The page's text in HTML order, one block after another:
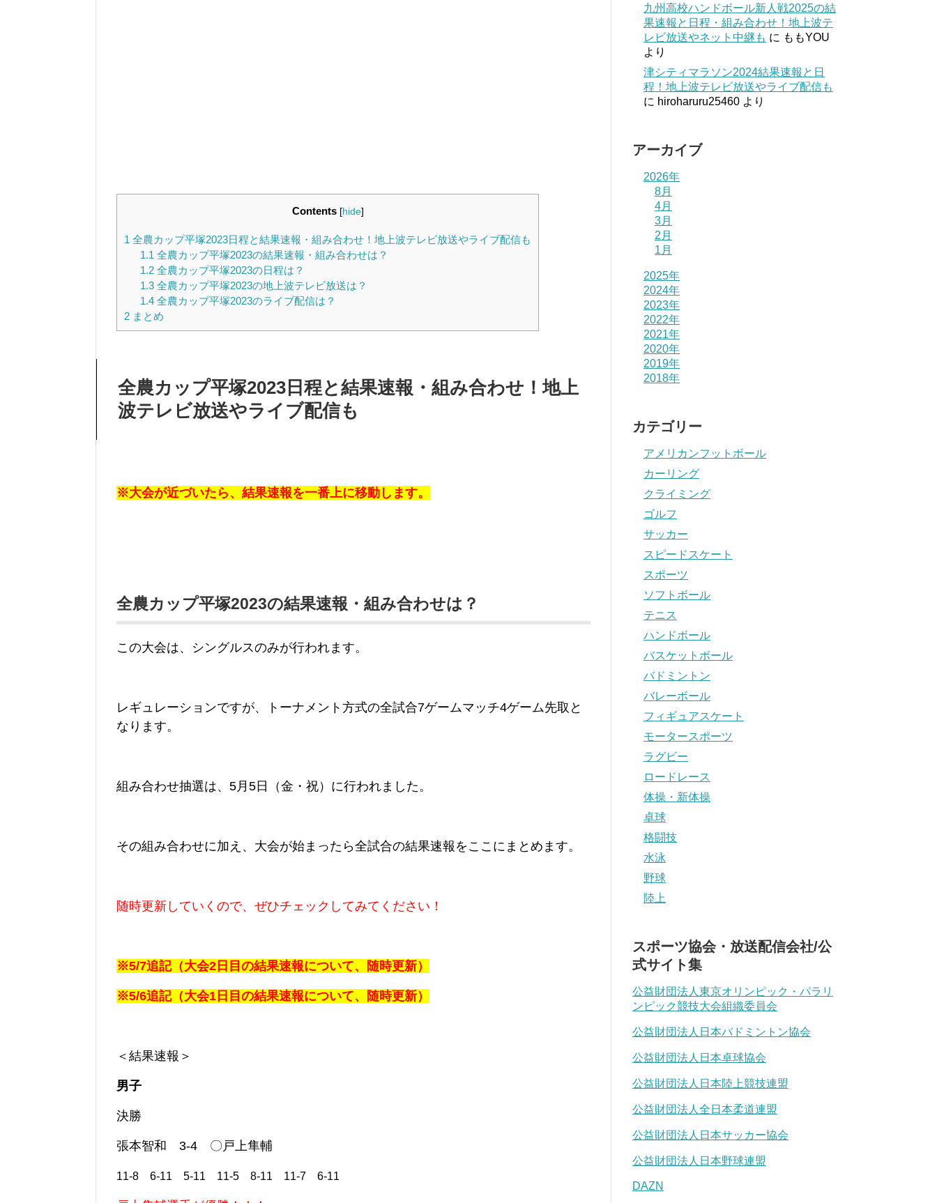
Contents [hide]
1 全農カップ平塚2023日程と結果速報・組み合わせ！地上波テレビ放送やライブ配信も
1.1 全農カップ平塚2023の結果速報・組み合わせは？
1.2全農カップ平塚2023の日程は？
1.3全農カップ平塚2023の地上波テレビ放送は？
1.4全農カップ平塚2023のライブ配信は？
2 まとめ
全農カップ平塚2023日程と結果速報・組み合わせ！地上
波テレビ放送やライブ配信も
※大会が近づいたら、結果速報を一番上に移動します。
全農カップ平塚2023の結果速報・組み合わせは？
この大会は、シングルスのみが行われます。
レギュレーションですが、トーナメント方式の全試合7ゲームマッチ4ゲーム先取と
なります。
組み合わせ抽選は、5月5日（金・祝）に行われました。
その組み合わせに加え、大会が始まったら全試合の結果速報をここにまとめます。
随時更新していくので、ぜひチェックしてみてください！
※5/7追記（大会2日目の結果速報について、随時更新）
※5/6追記（大会1日目の結果速報について、随時更新）
＜結果速報＞
男子
決勝
張本智和 3-4 〇戸上隼輔
11-8 6-11 5-11 11-5 8-11 11-7 6-11
九州高校ハンドボール新人戦2025の結
果速報と日程・組み合わせ！地上波テ
レビ放送やネット中継も に ももYOU
より
津シティマラソン2024結果速報と日
程！地上波テレビ放送やライブ配信も
に hiroharuru25460 より
アーカイブ
2026年
8月
4月
3月
2月
1月
2025年
2024年
2023年
2022年
2021年
2020年
2019年
2018年
カテゴリー
アメリカンフットボール
カーリング
クライミング
ゴルフ
サッカー
スピードスケート
スポーツ
ソフトボール
テニス
ハンドボール
バスケットボール
バドミントン
バレーボール
フィギュアスケート
モータースポーツ
ラグビー
ロードレース
体操・新体操
卓球
格闘技
水泳
野球
陸上
スポーツ協会・放送配信会社/公
式サイト集
公益財団法人東京オリンピック・パラリ
ンピック競技大会組織委員会
公益財団法人日本バドミントン協会
公益財団法人日本卓球協会
公益財団法人日本陸上競技連盟
公益財団法人全日本柔道連盟
公益財団法人日本サッカー協会
公益財団法人日本野球連盟
DAZN